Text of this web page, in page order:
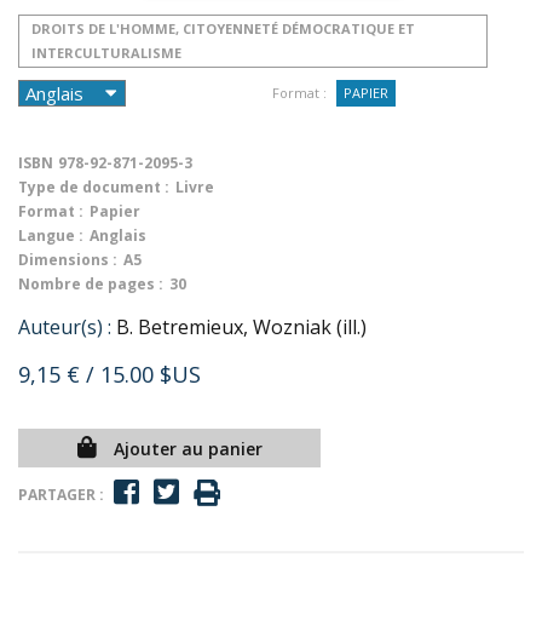
DROITS DE L'HOMME, CITOYENNETÉ DÉMOCRATIQUE ET
INTERCULTURALISME
Format : PAPIER
ISBN 978-92-871-2095-3
Type de document : Livre
Format : Papier
Langue : Anglais
Dimensions : A5
Nombre de pages : 30
Auteur(s) : B. Betremieux, Wozniak (ill.)
9,15 € / 15.00 $US
Ajouter au panier
PARTAGER :